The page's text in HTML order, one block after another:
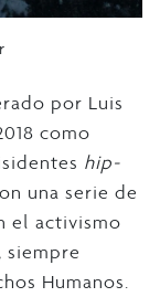
por Luis
como
hip-
una serie de
el activismo
Humanos.